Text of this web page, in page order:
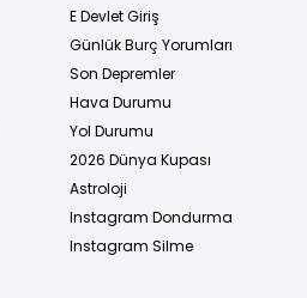
E Devlet Giriş
Günlük Burç Yorumları
Son Depremler
Hava Durumu
Yol Durumu
2026 Dünya Kupası
Astroloji
Instagram Dondurma
Instagram Silme